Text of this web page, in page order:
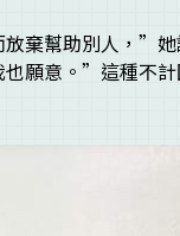
放棄幫助別人，”
也願意。”這種不